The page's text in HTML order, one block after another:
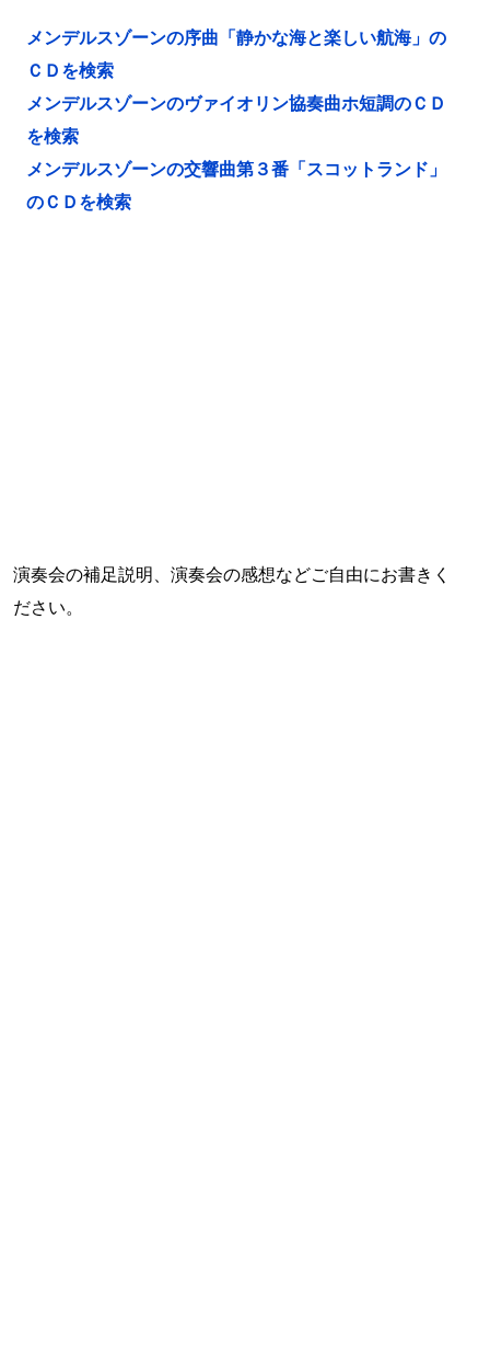
メンデルスゾーンの序曲「静かな海と楽しい航海」の
ＣＤを検索
メンデルスゾーンのヴァイオリン協奏曲ホ短調のＣＤ
を検索
メンデルスゾーンの交響曲第３番「スコットランド」
のＣＤを検索
演奏会の補足説明、演奏会の感想などご自由にお書きく
ださい。